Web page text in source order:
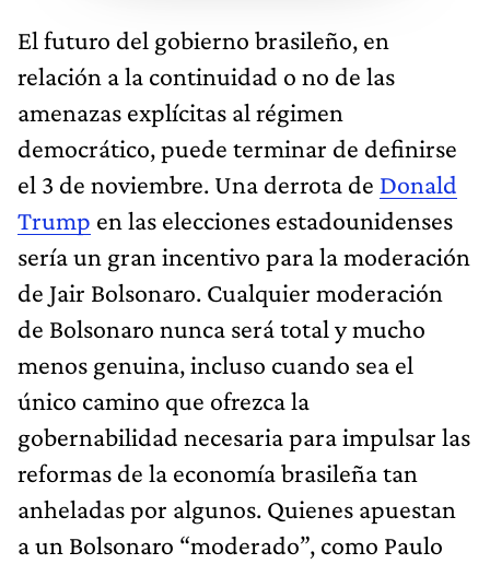
El futuro del gobierno brasileño, en
relación a la continuidad o no de las
amenazas explícitas al régimen
democrático, puede terminar de definirse
el 3 de noviembre. Una derrota de Donald
Trump en las elecciones estadounidenses
sería un gran incentivo para la moderación
de Jair Bolsonaro. Cualquier moderación
de Bolsonaro nunca será total y mucho
menos genuina, incluso cuando sea el
único camino que ofrezca la
gobernabilidad necesaria para impulsar las
reformas de la economía brasileña tan
anheladas por algunos. Quienes apuestan
a un Bolsonaro “moderado”, como Paulo